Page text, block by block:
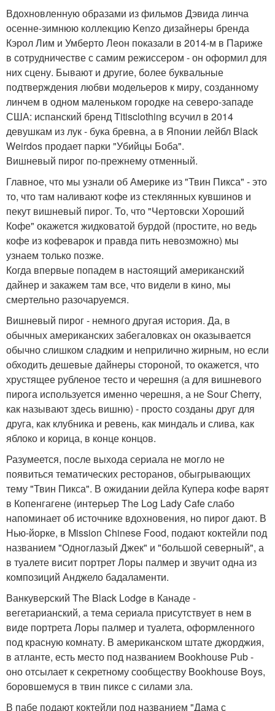
Вдохновленную образами из фильмов Дэвида линча
осенне-зимнюю коллекцию Kenzo дизайнеры бренда
Кэрол Лим и Умберто Леон показали в 2014-м в Париже
в сотрудничестве с самим режиссером - он оформил для
них сцену. Бывают и другие, более буквальные
подтверждения любви модельеров к миру, созданному
линчем в одном маленьком городке на северо-западе
США: испанский бренд Titisclothing всучил в 2014
девушкам из лук - бука бревна, а в Японии лейбл Black
Weirdos продает парки "Убийцы Боба".
Вишневый пирог по-прежнему отменный.
Главное, что мы узнали об Америке из "Твин Пикса" - это
то, что там наливают кофе из стеклянных кувшинов и
пекут вишневый пирог. То, что "Чертовски Хороший
Кофе" окажется жидковатой бурдой (простите, но ведь
кофе из кофеварок и правда пить невозможно) мы
узнаем только позже.
Когда впервые попадем в настоящий американский
дайнер и закажем там все, что видели в кино, мы
смертельно разочаруемся.
Вишневый пирог - немного другая история. Да, в
обычных американских забегаловках он оказывается
обычно слишком сладким и неприлично жирным, но если
обходить дешевые дайнеры стороной, то окажется, что
хрустящее рубленое тесто и черешня (а для вишневого
пирога используется именно черешня, а не Sour Cherry,
как называют здесь вишню) - просто созданы друг для
друга, как клубника и ревень, как миндаль и слива, как
яблоко и корица, в конце концов.
Разумеется, после выхода сериала не могло не
появиться тематических ресторанов, обыгрывающих
тему "Твин Пикса". В ожидании дейла Купера кофе варят
в Копенгагене (интерьер The Log Lady Cafe слабо
напоминает об источнике вдохновения, но пирог дают. В
Нью-йорке, в Mission Chinese Food, подают коктейли под
названием "Одноглазый Джек" и "большой северный", а
в туалете висит портрет Лоры палмер и звучит одна из
композиций Анджело бадаламенти.
Ванкуверский The Black Lodge в Канаде -
вегетарианский, а тема сериала присутствует в нем в
виде портрета Лоры палмер и туалета, оформленного
под красную комнату. В американском штате джорджия,
в атланте, есть место под названием Bookhouse Pub -
оно отсылает к секретному сообществу Bookhouse Boys,
боровшемуся в твин пиксе с силами зла.
В пабе подают коктейли под названием "Дама с